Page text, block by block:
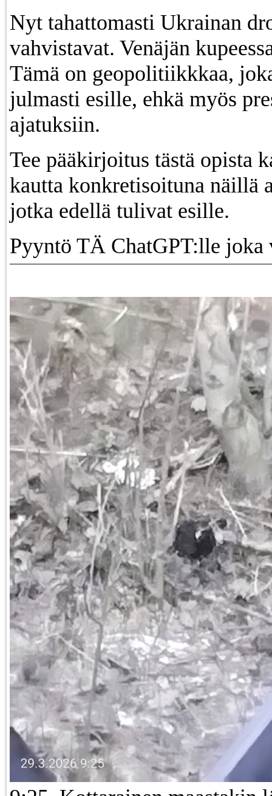
Nyt tahattomasti Ukrainan
vahvistavat. Venäjän
Tämä on geopolitiikkkaa,
julmasti esille, ehkä myös
ajatuksiin.
Tee pääkirjoitus tästä opista
kautta konkretisoituna näillä
jotka edellä tulivat esille.
Pyyntö TÄ ChatGPT:lle joka